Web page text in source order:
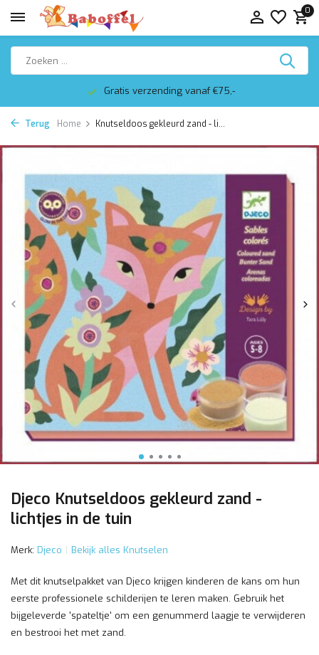
0
Gratis verzending vanaf €75,-
Terug Home Knutseldoos gekleurd zand - li...
Djeco Knutseldoos gekleurd zand -
lichtjes in de tuin
Merk: Djeco Bekijk alles Knutselen
Met dit knutselpakket van Djeco krijgen kinderen de kans om hun
eerste professionele schilderijen te leren maken. Gebruik het
bijgeleverde 'spateltje' om een genummerd laagje te verwijderen
en bestrooi het met zand.